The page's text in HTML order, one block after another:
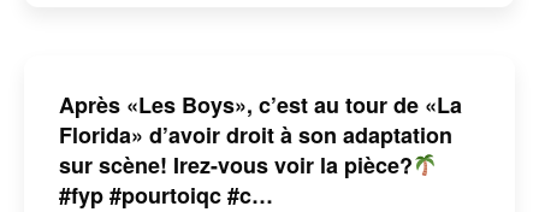
Après «Les Boys», c’est au tour de «La
Florida» d’avoir droit à son adaptation
sur scène! Irez-vous voir la pièce?
#fyp #pourtoiqc #c…